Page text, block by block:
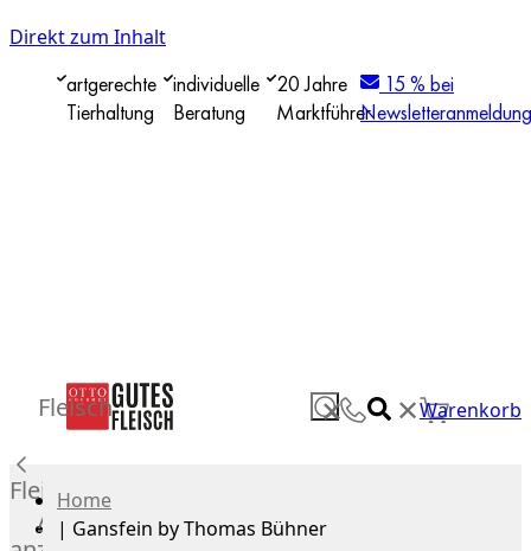
Direkt zum Inhalt
artgerechte
Tierhaltung
individuelle
Beratung
20 Jahre
Marktführer
15 % bei
Newsletteranmeldung
✕ ✕Warenkorb
Fleisch
Fleisch
Alle
Home
| Gansfein by Thomas Bühner